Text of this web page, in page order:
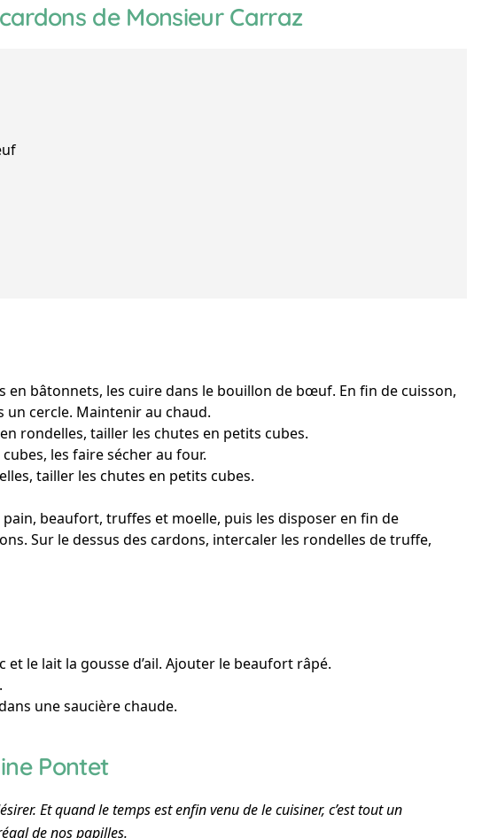
de Monsieur Carraz
en bâtonnets, les cuire dans le bouillon de bœuf. En fin de cuisson,
un cercle. Maintenir au chaud.
rondelles, tailler les chutes en petits cubes.
les faire sécher au four.
tailler les chutes en petits cubes.
beaufort, truffes et moelle, puis les disposer en fin de
Sur le dessus des cardons, intercaler les rondelles de truffe,
et le lait la gousse d’ail. Ajouter le beaufort râpé.
une saucière chaude.
Pontet
Et quand le temps est enfin venu de le cuisiner, c’est tout un
de nos papilles.